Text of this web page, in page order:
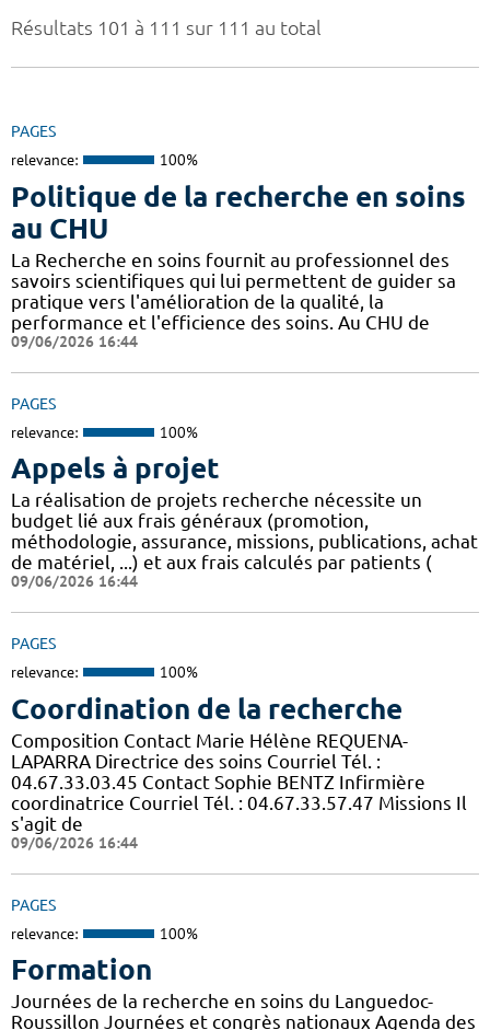
Résultats 101 à 111 sur 111 au total
PAGES
relevance: 100%
Politique de la recherche en soins
au CHU
La Recherche en soins fournit au professionnel des
savoirs scientifiques qui lui permettent de guider sa
pratique vers l'amélioration de la qualité, la
performance et l'efficience des soins. Au CHU de
09/06/2026 16:44
PAGES
relevance: 100%
Appels à projet
La réalisation de projets recherche nécessite un
budget lié aux frais généraux (promotion,
méthodologie, assurance, missions, publications, achat
de matériel, ...) et aux frais calculés par patients (
09/06/2026 16:44
PAGES
relevance: 100%
Coordination de la recherche
Composition Contact Marie Hélène REQUENA-
LAPARRA Directrice des soins Courriel Tél. :
04.67.33.03.45 Contact Sophie BENTZ Infirmière
coordinatrice Courriel Tél. : 04.67.33.57.47 Missions Il
s'agit de
09/06/2026 16:44
PAGES
relevance: 100%
Formation
Journées de la recherche en soins du Languedoc-
Roussillon Journées et congrès nationaux Agenda des